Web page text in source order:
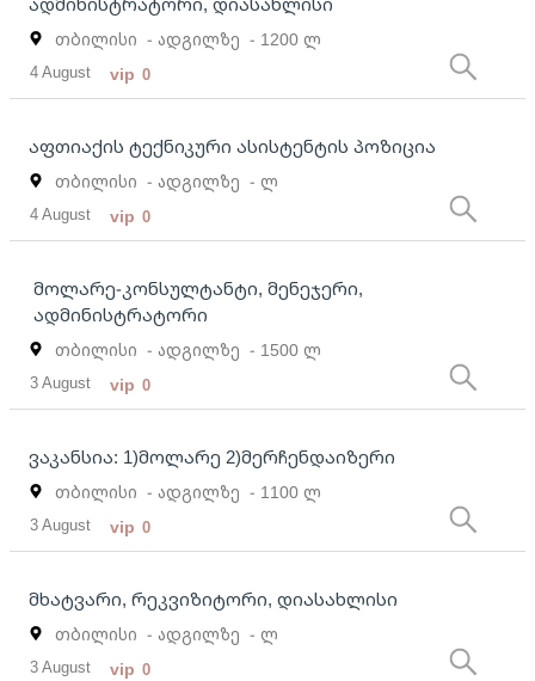
თბილისი - ადგილზე - 1200 ლ
4 August vip 0
აფთიაქის ტექნიკური ასისტენტის პოზიცია
თბილისი - ადგილზე - ლ
4 August vip 0
მოლარე-კონსულტანტი, მენეჯერი,
ადმინისტრატორი
თბილისი - ადგილზე - 1500 ლ
3 August vip 0
ვაკანსია: 1)მოლარე 2)მერჩენდაიზერი
თბილისი - ადგილზე - 1100 ლ
3 August vip 0
მხატვარი, რეკვიზიტორი, დიასახლისი
თბილისი - ადგილზე - ლ
3 August vip 0